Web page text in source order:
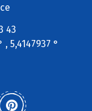
43
5,4147937 °